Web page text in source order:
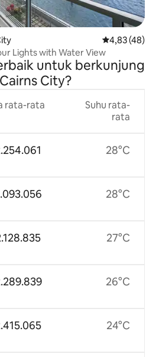
Nilai rata-rata
4,83 (48)
Lights with Water View
untuk berkunjung
City?
rata-rata
Suhu rata-
rata
28°C
28°C
27°C
26°C
24°C